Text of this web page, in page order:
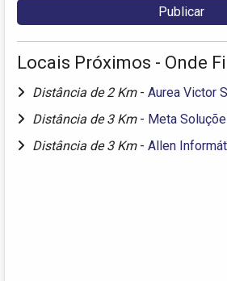
Locais Próximos - Onde
Distância de 2 Km - Aurea Victor
Distância de 3 Km - Meta
Distância de 3 Km - Allen